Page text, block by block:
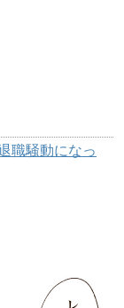
職騒動になっ